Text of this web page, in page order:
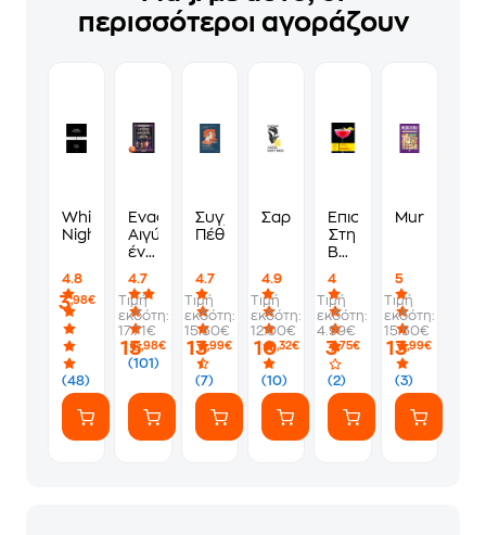
περισσότεροι αγοράζουν
White
Nights
4.8
(48)
3,98€
Ένας
Αιγύπτιος,
ένας
κι
ένας
Βίκινγκ
μπαίνουν
σ’ένα
μπαρ
4.7
(101)
Τιμή
εκδότη:
17.71€
15,98€
Συγχαρητήρια,
Πέθανες!
4.7
(7)
Τιμή
εκδότη:
15.50€
13,99€
Σαράκι
4.9
(10)
Τιμή
εκδότη:
12.00€
10,32€
Επιστροφή
Στη
Βαβυλώνα
4
(2)
Τιμή
εκδότη:
4.99€
3,75€
Murdoku
5
(3)
Τιμή
εκδότη:
15.50€
13,99€